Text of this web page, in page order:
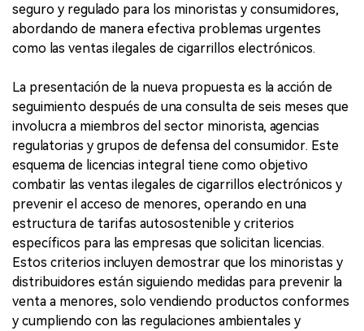
seguro y regulado para los minoristas y consumidores,
abordando de manera efectiva problemas urgentes
como las ventas ilegales de cigarrillos electrónicos.
La presentación de la nueva propuesta es la acción de
seguimiento después de una consulta de seis meses que
involucra a miembros del sector minorista, agencias
regulatorias y grupos de defensa del consumidor. Este
esquema de licencias integral tiene como objetivo
combatir las ventas ilegales de cigarrillos electrónicos y
prevenir el acceso de menores, operando en una
estructura de tarifas autosostenible y criterios
específicos para las empresas que solicitan licencias.
Estos criterios incluyen demostrar que los minoristas y
distribuidores están siguiendo medidas para prevenir la
venta a menores, solo vendiendo productos conformes
y cumpliendo con las regulaciones ambientales y